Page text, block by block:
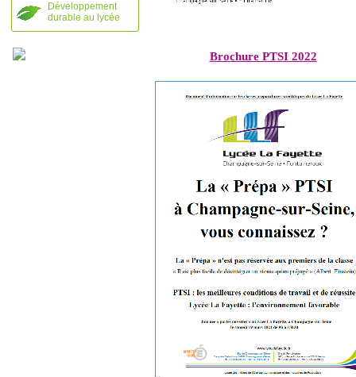
Développement
durable au lycée
Brochure PTSI 2022